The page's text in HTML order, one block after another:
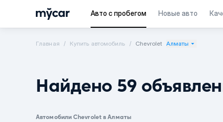
Авто с пробегом Новые авто
Главная Купить автомобиль Chevrolet Алматы
Найдено 59
Автомобили Chevrolet в Алматы